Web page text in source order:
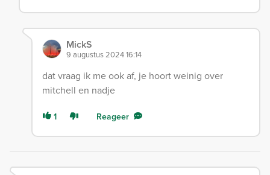
MickS
9 augustus 2024 16:14
dat vraag ik me ook af, je hoort weinig over
mitchell en nadje
1 Reageer